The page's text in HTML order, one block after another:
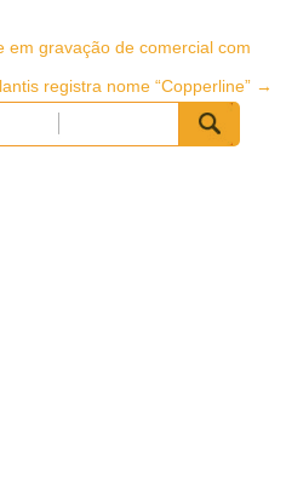
em gravação de comercial com
registra nome “Copperline” →
Pesquisar
por: